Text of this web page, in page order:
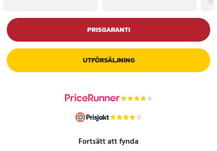
PRISGARANTI
UTFÖRSÄLJNING
Fortsätt att fynda